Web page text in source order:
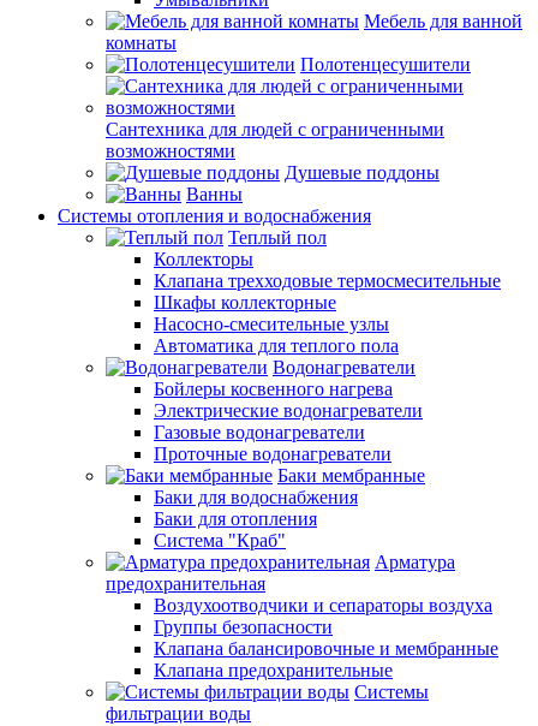
Мебель для ванной
комнаты
Полотенцесушители
Сантехника для людей с ограниченными
возможностями
Душевые поддоны
Ванны
Системы отопления и водоснабжения
Теплый пол
Коллекторы
Клапана трехходовые термосмесительные
Шкафы коллекторные
Насосно-смесительные узлы
Автоматика для теплого пола
Водонагреватели
Бойлеры косвенного нагрева
Электрические водонагреватели
Газовые водонагреватели
Проточные водонагреватели
Баки мембранные
Баки для водоснабжения
Баки для отопления
Система "Краб"
Арматура
предохранительная
Воздухоотводчики и сепараторы воздуха
Группы безопасности
Клапана балансировочные и мембранные
Клапана предохранительные
Системы
фильтрации воды